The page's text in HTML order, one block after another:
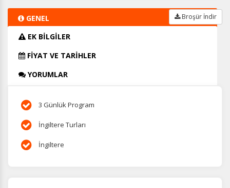
GENEL
EK BİLGİLER
FİYAT VE TARİHLER
YORUMLAR
Broşür İndir
3 Günlük Program
İngiltere Turları
İngiltere